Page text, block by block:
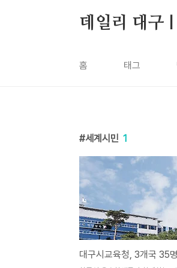
데일리 대구
홈 태그
세계시민 1